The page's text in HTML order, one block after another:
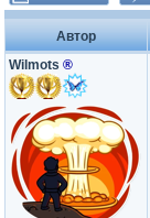
Автор
Wilmots ®